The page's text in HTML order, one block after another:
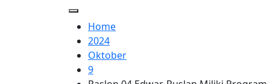
Home
2024
Oktober
9